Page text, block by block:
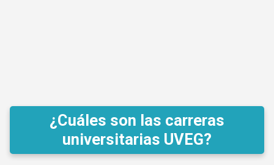
¿Cuáles son las carreras
universitarias UVEG?